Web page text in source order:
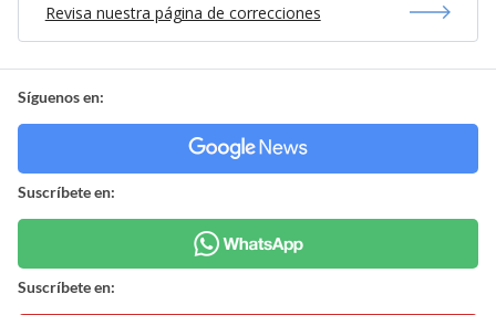
Revisa nuestra página de correcciones
Síguenos en:
Suscríbete en:
Suscríbete en: